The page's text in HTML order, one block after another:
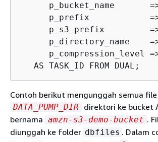
p_bucket_name
p_prefix
p_s3_prefix
p_directory_name
p_compression_level
   AS TASK_ID FROM DUAL;
Contoh berikut mengunggah semua
DATA_PUMP_DIR
direktori ke bucket
bernama amzn-s3-demo-bucket .
diunggah ke folder dbfiles . Dalam